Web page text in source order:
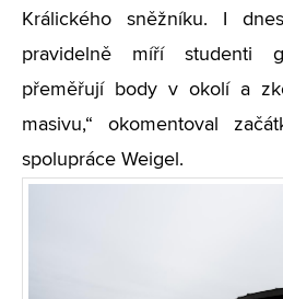
Králického sněžníku. I
pravidelně míří studenti
přeměřují body v okolí a
masivu,“ okomentoval
spolupráce Weigel.